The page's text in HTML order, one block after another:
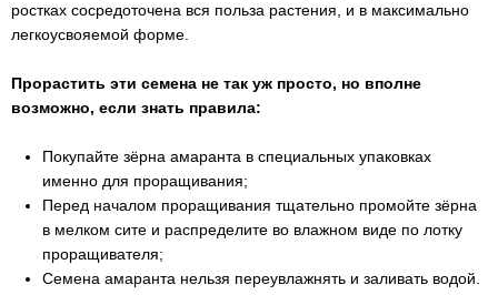
ростках сосредоточена вся польза растения, и в максимально
легкоусвояемой форме.
Прорастить эти семена не так уж просто, но вполне
возможно, если знать правила:
Покупайте зёрна амаранта в специальных упаковках
именно для проращивания;
Перед началом проращивания тщательно промойте зёрна
в мелком сите и распределите во влажном виде по лотку
проращивателя;
Семена амаранта нельзя переувлажнять и заливать водой.